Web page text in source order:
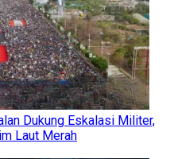
Dukung Eskalasi Militer,
Laut Merah